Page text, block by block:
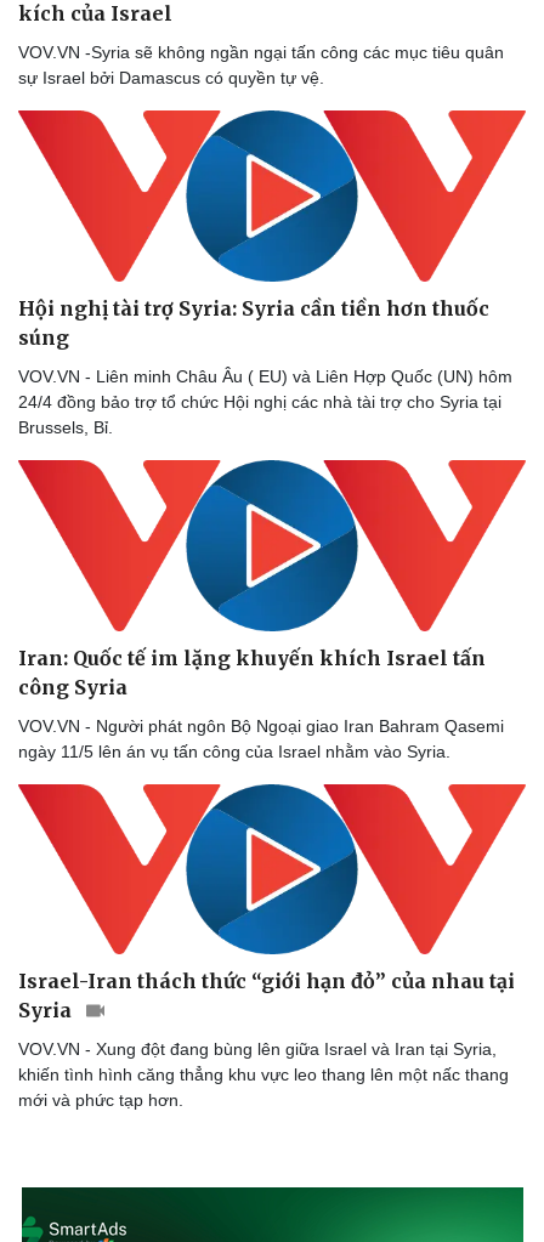
Thể thao
Bóng đá
Ô tô - Xe máy
kích của Israel
VOV.VN -Syria sẽ không ngần ngại tấn công các mục tiêu quân
sự Israel bởi Damascus có quyền tự vệ.
Hội nghị tài trợ Syria: Syria cần tiền hơn thuốc
súng
VOV.VN - Liên minh Châu Âu ( EU) và Liên Hợp Quốc (UN) hôm
24/4 đồng bảo trợ tổ chức Hội nghị các nhà tài trợ cho Syria tại
Brussels, Bỉ.
Iran: Quốc tế im lặng khuyến khích Israel tấn
công Syria
VOV.VN - Người phát ngôn Bộ Ngoại giao Iran Bahram Qasemi
ngày 11/5 lên án vụ tấn công của Israel nhằm vào Syria.
Israel-Iran thách thức “giới hạn đỏ” của nhau tại
Syria
VOV.VN - Xung đột đang bùng lên giữa Israel và Iran tại Syria,
khiến tình hình căng thẳng khu vực leo thang lên một nấc thang
mới và phức tạp hơn.